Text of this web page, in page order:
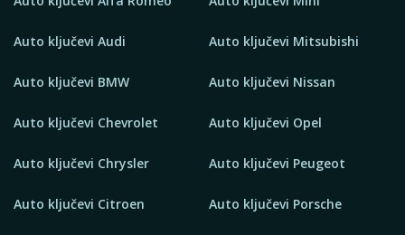
Auto ključevi Audi
Auto ključevi BMW
Auto ključevi Chevrolet
Auto ključevi Chrysler
Auto ključevi Citroen
Auto ključevi Mitsubishi
Auto ključevi Nissan
Auto ključevi Opel
Auto ključevi Peugeot
Auto ključevi Porsche